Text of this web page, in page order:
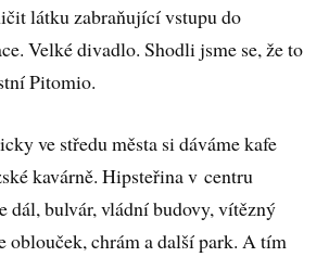
látku zabraňující vstupu do
Velké divadlo. Shodli jsme se, že to
Pitomio.
ve středu města si dáváme kafe
kavárně. Hipsteřina v centru
dál, bulvár, vládní budovy, vítězný
oblouček, chrám a další park. A tím